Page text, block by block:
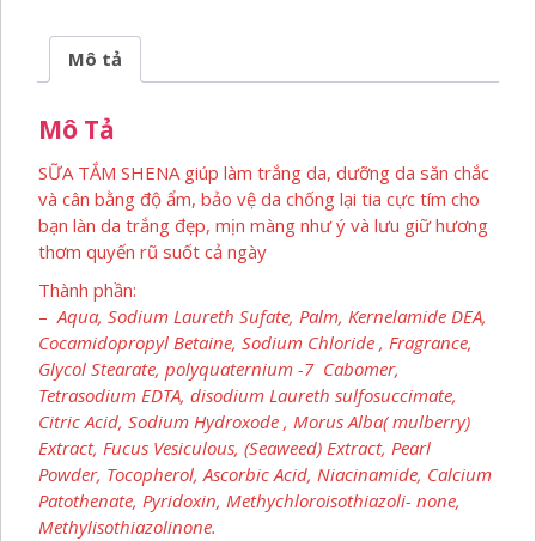
Mô tả
Mô Tả
SỮA TẮM SHENA giúp làm trắng da, dưỡng da săn chắc
và cân bằng độ ẩm, bảo vệ da chống lại tia cực tím cho
bạn làn da trắng đẹp, mịn màng như ý và lưu giữ hương
thơm quyến rũ suốt cả ngày
Thành phần:
–Aqua, Sodium Laureth Sufate, Palm, Kernelamide DEA,
Cocamidopropyl Betaine, Sodium Chloride , Fragrance,
Glycol Stearate, polyquaternium -7 Cabomer,
Tetrasodium EDTA, disodium Laureth sulfosuccimate,
Citric Acid, Sodium Hydroxode , Morus Alba( mulberry)
Extract, Fucus Vesiculous, (Seaweed) Extract, Pearl
Powder, Tocopherol, Ascorbic Acid, Niacinamide, Calcium
Patothenate, Pyridoxin, Methychloroisothiazoli- none,
Methylisothiazolinone.